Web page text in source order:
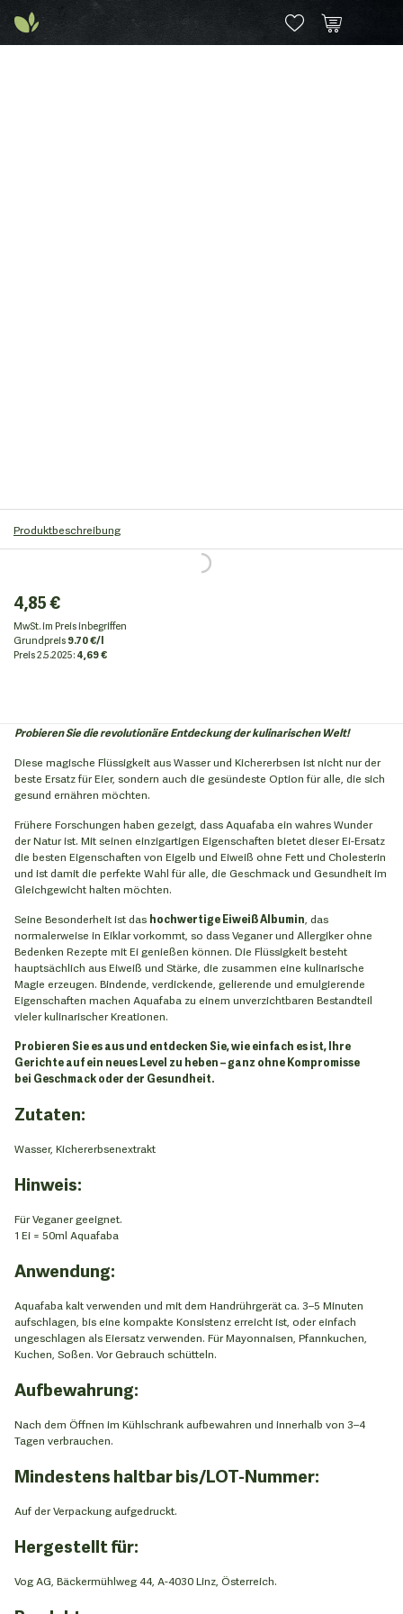
Produktbeschreibung
4,85 €
MwSt. im Preis inbegriffen
Grundpreis9.70 €/l
Preis2.5.2025:4,69 €
Probieren Sie die revolutionäre Entdeckung der kulinarischen Welt!
Diese magische Flüssigkeit aus Wasser und Kichererbsen ist nicht nur der
beste Ersatz für Eier, sondern auch die gesündeste Option für alle, die sich
gesund ernähren möchten.
Frühere Forschungen haben gezeigt, dass Aquafaba ein wahres Wunder
der Natur ist. Mit seinen einzigartigen Eigenschaften bietet dieser Ei-Ersatz
die besten Eigenschaften von Eigelb und Eiweiß ohne Fett und Cholesterin
und ist damit die perfekte Wahl für alle, die Geschmack und Gesundheit im
Gleichgewicht halten möchten.
Seine Besonderheit ist das hochwertige Eiweiß Albumin , das
normalerweise in Eiklar vorkommt, so dass Veganer und Allergiker ohne
Bedenken Rezepte mit Ei genießen können. Die Flüssigkeit besteht
hauptsächlich aus Eiweiß und Stärke, die zusammen eine kulinarische
Magie erzeugen. Bindende, verdickende, gelierende und emulgierende
Eigenschaften machen Aquafaba zu einem unverzichtbaren Bestandteil
vieler kulinarischer Kreationen.
Probieren Sie es aus und entdecken Sie, wie einfach es ist, Ihre
Gerichte auf ein neues Level zu heben – ganz ohne Kompromisse
bei Geschmack oder der Gesundheit.
Zutaten:
Wasser, Kichererbsenextrakt
Hinweis:
Für Veganer geeignet.
1 Ei = 50ml Aquafaba
Anwendung:
Aquafaba kalt verwenden und mit dem Handrührgerät ca. 3–5 Minuten
aufschlagen, bis eine kompakte Konsistenz erreicht ist, oder einfach
ungeschlagen als Eiersatz verwenden. Für Mayonnaisen, Pfannkuchen,
Kuchen, Soßen. Vor Gebrauch schütteln.
Aufbewahrung:
Nach dem Öffnen im Kühlschrank aufbewahren und innerhalb von 3–4
Tagen verbrauchen.
Mindestens haltbar bis/LOT-Nummer:
Auf der Verpackung aufgedruckt.
Hergestellt für:
Vog AG, Bäckermühlweg 44, A-4030 Linz, Österreich.